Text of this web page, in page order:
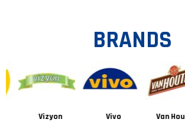
BRANDS
Vizyon Vivo Van Houten